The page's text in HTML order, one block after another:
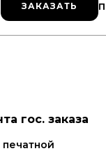
ЗАКАЗАТЬ
ЗАКАЗАТЬ
гос. заказа